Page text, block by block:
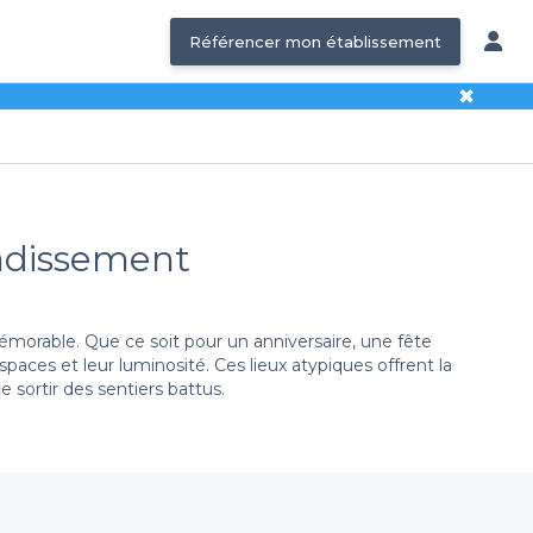
Référencer mon établissement
✖
Que ce soit pour un anniversaire, une fête
et leur luminosité. Ces lieux atypiques offrent la
sortir des sentiers battus.
à des réceptions plus importantes, chaque